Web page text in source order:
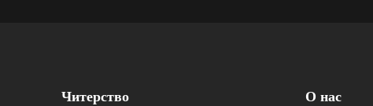
Читерство О нас